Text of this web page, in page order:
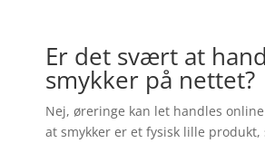
Er det svært at
smykker på nettet?
Nej, øreringe kan let handles
at smykker er et fysisk lille produkt,